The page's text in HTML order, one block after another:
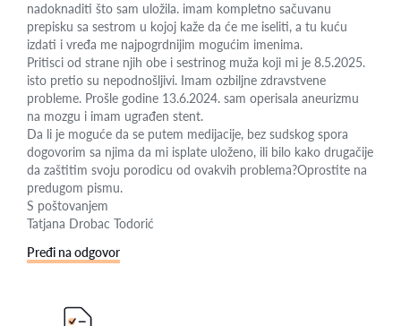
nadoknaditi što sam uložila. imam kompletno sačuvanu
prepisku sa sestrom u kojoj kaže da će me iseliti, a tu kuću
izdati i vređa me najpogrdnijim mogućim imenima.
Pritisci od strane njih obe i sestrinog muža koji mi je 8.5.2025.
isto pretio su nepodnošljivi. Imam ozbiljne zdravstvene
probleme. Prošle godine 13.6.2024. sam operisala aneurizmu
na mozgu i imam ugrađen stent.
Da li je moguće da se putem medijacije, bez sudskog spora
dogovorim sa njima da mi isplate uloženo, ili bilo kako drugačije
da zaštitim svoju porodicu od ovakvih problema?Oprostite na
predugom pismu.
S poštovanjem
Tatjana Drobac Todorić
Pređi na odgovor